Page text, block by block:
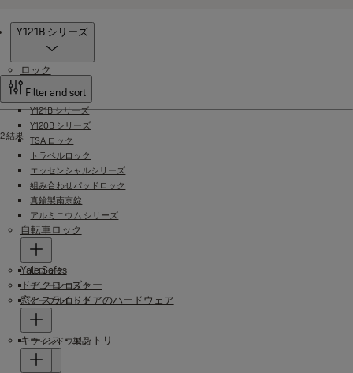
品
Y121B シリーズ
ロック
Y121B シリーズ
Y120B シリーズ
TSA ロック
トラベルロック
エッセンシャルシリーズ
組み合わせパッドロック
真鍮製南京錠
アルミニウム シリーズ
自転車ロック
U ロック
チェーンロック
ケーブルロック
Yale Safes
ドアクローズャー
窓とスライドドアのハードウェア
ウィンドウ製品
キーレス・エントリ
Filter and sort
2 結果